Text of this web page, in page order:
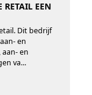
EEN
Dit bedrijf
en
en
va...